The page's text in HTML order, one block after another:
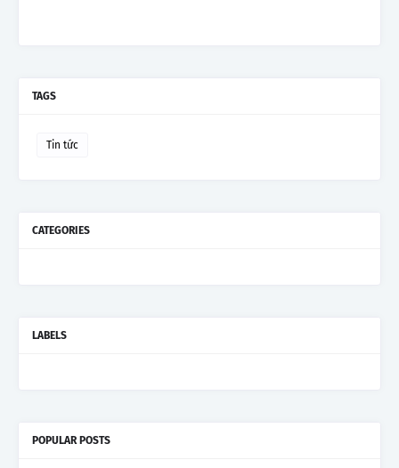
TAGS
Tin tức
CATEGORIES
LABELS
POPULAR POSTS